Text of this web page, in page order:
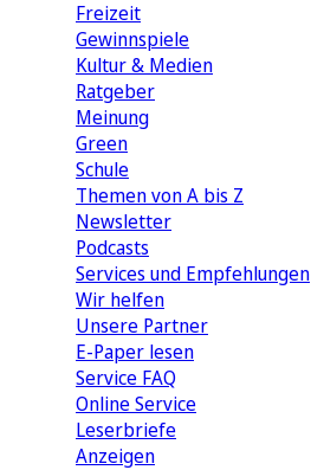
Freizeit
Gewinnspiele
Kultur & Medien
Ratgeber
Meinung
Green
Schule
Themen von A bis Z
Newsletter
Podcasts
Services und Empfehlungen
Wir helfen
Unsere Partner
E-Paper lesen
Service FAQ
Online Service
Leserbriefe
Anzeigen